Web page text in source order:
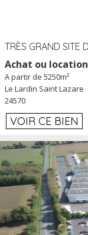
Achat ou location
A partir de 5250m²
Le Lardin Saint Lazare
24570
VOIR CE BIEN